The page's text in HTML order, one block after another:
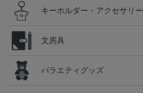
キーホルダー・アクセサリー
文房具
バラエティグッズ